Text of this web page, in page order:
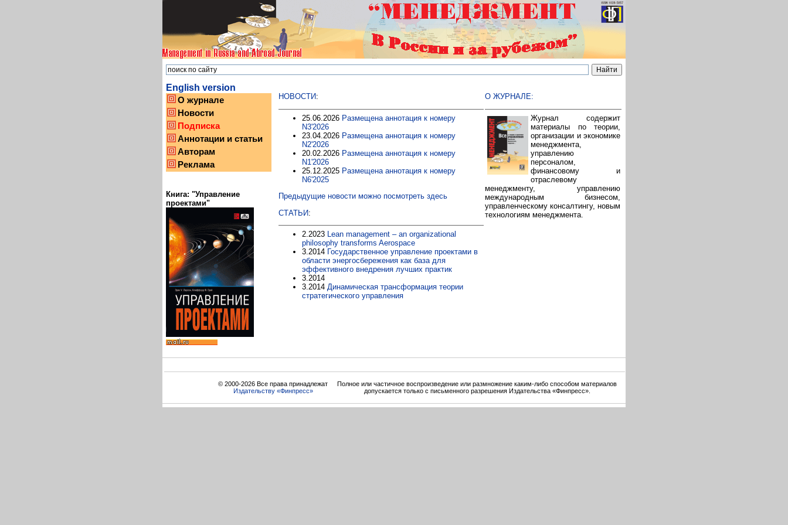
English version
О журнале
Новости
Подписка
Аннотации и статьи
Авторам
Реклама
Книга: "Управление
проектами"
НОВОСТИ:
25.06.2026 Размещена аннотация к номеру
N3'2026
23.04.2026 Размещена аннотация к номеру
N2'2026
20.02.2026 Размещена аннотация к номеру
N1'2026
25.12.2025 Размещена аннотация к номеру
N6'2025
Предыдущие новости можно посмотреть здесь
СТАТЬИ:
2.2023 Lean management – an organizational
philosophy transforms Aerospace
3.2014 Государственное управление проектами в
области энергосбережения как база для
эффективного внедрения лучших практик
3.2014
3.2014 Динамическая трансформация теории
стратегического управления
О ЖУРНАЛЕ:
Журнал содержит
материалы по теории,
организации и экономике
менеджмента,
управлению
персоналом,
финансовому и
отраслевому
менеджменту, управлению
международным бизнесом,
управленческому консалтингу, новым
технологиям менеджмента.
© 2000-2026 Все права принадлежат
Издательству «Финпресс»
Полное или частичное воспроизведение или размножение каким-либо способом материалов
допускается только с письменного разрешения Издательства «Финпресс».